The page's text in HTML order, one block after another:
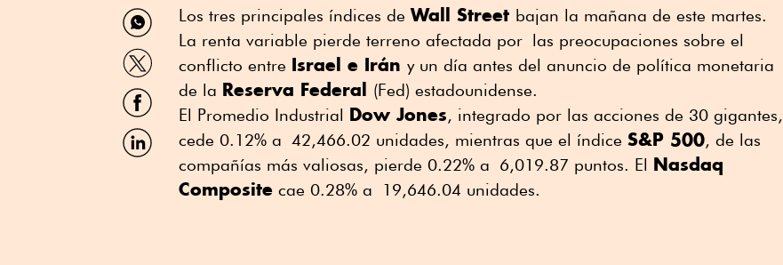
Compartir
por
WhatsApp
Compartir
por
Twitter
Compartir
por
Facebook
Compartir
por
Los tres principales índices deWall Street bajan la mañana de este martes.
La renta variable pierde terreno afectada por las preocupaciones sobre el
conflicto entre Israel e Irán y un día antes del anuncio de política monetaria
de la Reserva Federal (Fed) estadounidense.
El Promedio Industrial Dow Jones, integrado por las acciones de 30 gigantes,
cede 0.12% a 42,466.02 unidades, mientras que el índice S&P 500, de las
compañías más valiosas, pierde 0.22% a 6,019.87 puntos. El Nasdaq
Composite cae 0.28% a 19,646.04 unidades.